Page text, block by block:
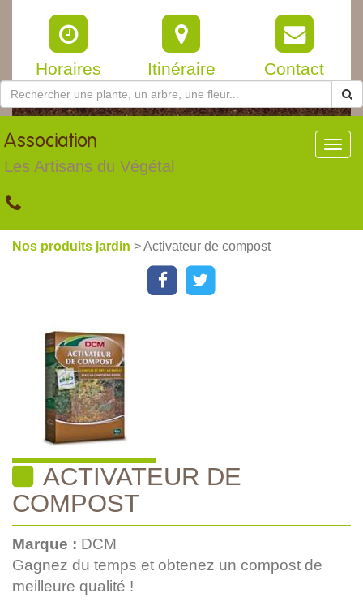
Horaires Itinéraire Contact
Association
Les Artisans du Végétal
Nos produits jardin > Activateur de compost
ACTIVATEUR DE
COMPOST
Marque : DCM
Gagnez du temps et obtenez un compost de
meilleure qualité !